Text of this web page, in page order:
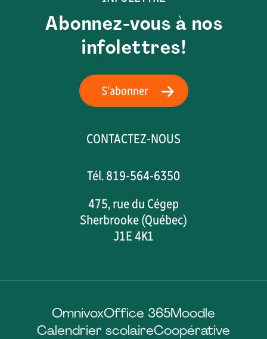
Abonnez-vous à nos
infolettres!
S'abonner
CONTACTEZ-NOUS
Tél. 819-564-6350
475, rue du Cégep
Sherbrooke (Québec)
J1E 4K1
OmnivoxOffice 365Moodle
Calendrier scolaireCoopérative